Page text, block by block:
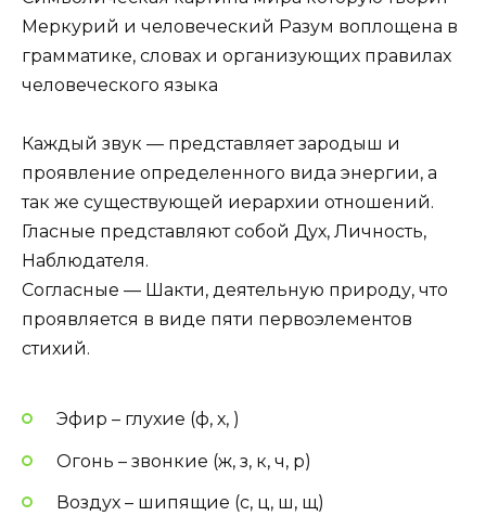
Меркурий и человеческий Разум воплощена в
грамматике, словах и организующих правилах
человеческого языка
Каждый звук — представляет зародыш и
проявление определенного вида энергии, а
так же существующей иерархии отношений.
Гласные представляют собой Дух, Личность,
Наблюдателя.
Согласные — Шакти, деятельную природу, что
проявляется в виде пяти первоэлементов
стихий.
Эфир – глухие (ф, х, )
Огонь – звонкие (ж, з, к, ч, р)
Воздух – шипящие (с, ц, ш, щ)